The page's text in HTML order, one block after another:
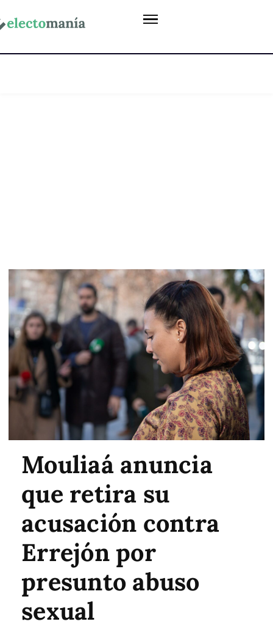
Mouliaá anuncia
que retira su
acusación contra
Errejón por
presunto abuso
sexual